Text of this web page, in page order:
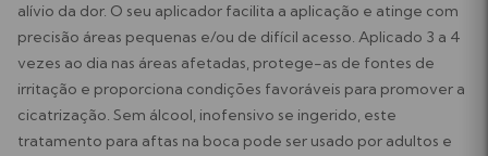
alívio da dor. O seu aplicador facilita a aplicação e atinge com
precisão áreas pequenas e/ou de difícil acesso. Aplicado 3 a 4
vezes ao dia nas áreas afetadas, protege-as de fontes de
irritação e proporciona condições favoráveis ​​para promover a
cicatrização. Sem álcool, inofensivo se ingerido, este
tratamento para aftas na boca pode ser usado por adultos e